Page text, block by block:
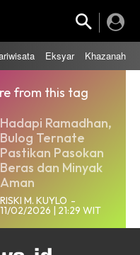
Eksyar Khazanah
from this tag
‎Hadapi Ramadhan,
Bulog Ternate
Pastikan Pasokan
Beras dan Minyak
Aman
RISKI M. KUYLO -
11/02/2026 | 21:29 WIT